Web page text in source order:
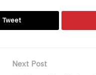
Tweet
Next Post